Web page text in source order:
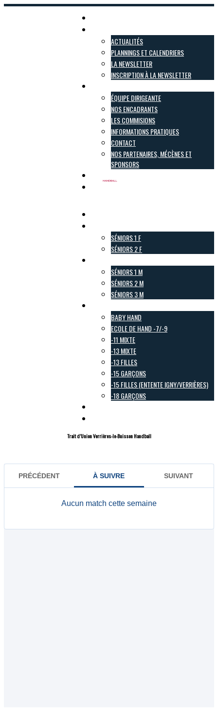
ACTUALITÉS
PLANNINGS ET CALENDRIERS
LA NEWSLETTER
INSCRIPTION À LA NEWSLETTER
ÉQUIPE DIRIGEANTE
NOS ENCADRANTS
LES COMMISIONS
INFORMATIONS PRATIQUES
CONTACT
NOS PARTENAIRES, MÉCÈNES ET
SPONSORS
SÉNIORS 1 F
SÉNIORS 2 F
SÉNIORS 1 M
SÉNIORS 2 M
SÉNIORS 3 M
BABY HAND
ECOLE DE HAND -7/-9
-11 MIXTE
-13 MIXTE
-13 FILLES
-15 GARÇONS
-15 FILLES (ENTENTE IGNY/VERRIÈRES)
-18 GARÇONS
Trait d’Union Verrières-le-Buisson Handball